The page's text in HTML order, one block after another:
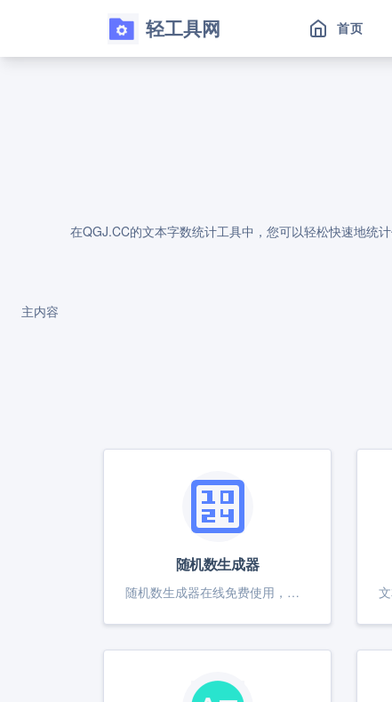
轻工具网 首页
在QGJ.CC的文本字数统计工具中，您可以轻松快速地统
主内容
随机数生成器
随机数生成器在线免费使用，支持生成唯一数字、无序或排序结果，支持自定义生成数量、范围和结果分隔符。适合抽奖、测试、游戏、统计等多场景随机数字生成。操作简单，极速生成，支持数字总和计算，帮助您快速得到所需随机数字序列。